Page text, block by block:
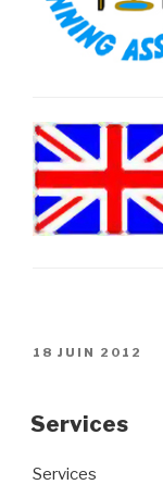
PUBLIÉ
18 JUIN 2012
Services
Services